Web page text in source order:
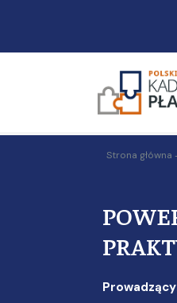
Strona główna